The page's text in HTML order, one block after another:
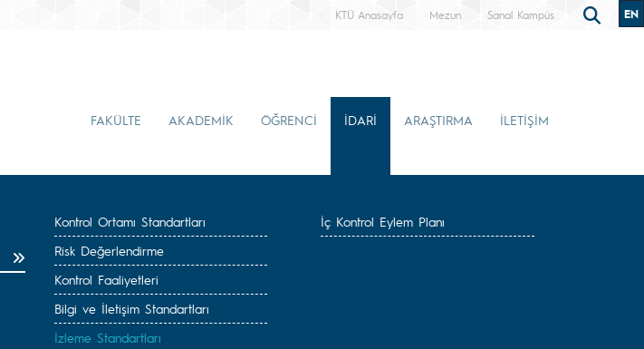
KTÜ Anasayfa Mezun Sanal Kampüs EN
FAKÜLTE AKADEMİK ÖĞRENCİ İDARİ ARAŞTIRMA İLETİŞİM
Kontrol Ortamı Standartları
Risk Değerlendirme
Kontrol Faaliyetleri
Bilgi ve İletişim Standartları
İzleme Standartları
İç Kontrol Eylem Planı